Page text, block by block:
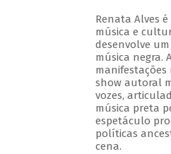
Renata Alves
música e
desenvolve
música negra.
show autoral
vozes,
música preta
espetáculo
políticas
cena.